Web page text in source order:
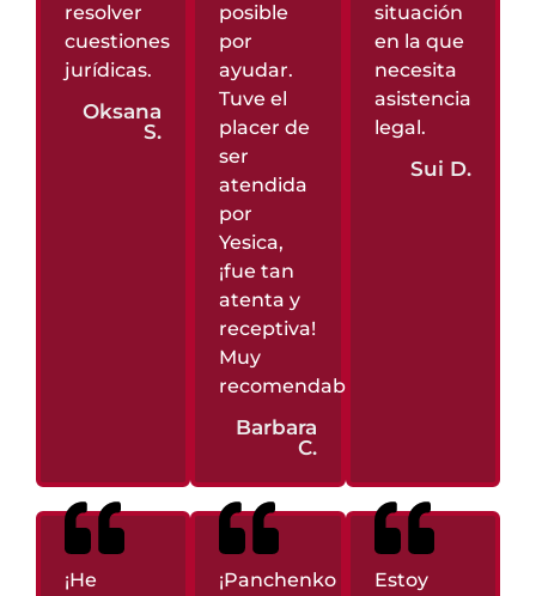
resolver
cuestiones
jurídicas.
Oksana
S.
posible
por
ayudar.
Tuve el
placer de
ser
atendida
por
Yesica,
¡fue tan
atenta y
receptiva!
Muy
recomendable.
Barbara
C.
situación
en la que
necesita
asistencia
legal.
Sui D.
¡He
¡Panchenko
Estoy